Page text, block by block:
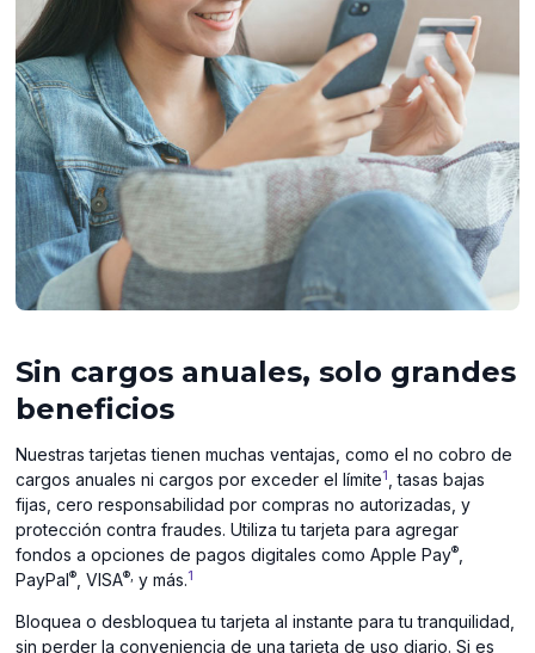
Sin cargos anuales, solo grandes
beneficios
Nuestras tarjetas tienen muchas ventajas, como el no cobro de
cargos anuales ni cargos por exceder el límite1
, tasas bajas
fijas, cero responsabilidad por compras no autorizadas, y
protección contra fraudes. Utiliza tu tarjeta para agregar
fondos a opciones de pagos digitales como Apple Pay®
PayPal® , VISA®, y más.1
Bloquea o desbloquea tu tarjeta al instante para tu tranquilidad,
sin perder la conveniencia de una tarjeta de uso diario. Si es